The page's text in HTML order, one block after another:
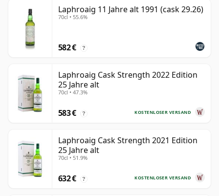
Laphroaig 11 Jahre alt 1991 (cask 29.26)
70cl • 55.6%
582 € ?
Laphroaig Cask Strength 2022 Edition
25 Jahre alt
70cl • 47.3%
KOSTENLOSER VERSAND
583 € ?
Laphroaig Cask Strength 2021 Edition
25 Jahre alt
70cl • 51.9%
KOSTENLOSER VERSAND
632 € ?